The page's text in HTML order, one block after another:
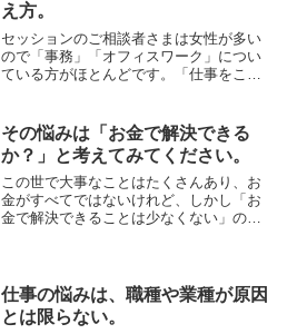
え方。
セッションのご相談者さまは女性が多い
ので「事務」「オフィスワーク」につい
ている方がほとんどです。「仕事をこの
その悩みは「お金で解決できる
か？」と考えてみてください。
この世で大事なことはたくさんあり、お
金がすべてではないけれど、しかし「お
金で解決できることは少なくない」のも
仕事の悩みは、職種や業種が原因
とは限らない。